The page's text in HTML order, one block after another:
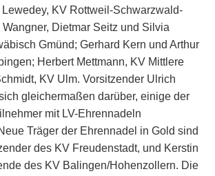
KV Rottweil-Schwarzwald-
Dietmar Seitz und Silvia
Gmünd; Gerhard Kern und Arthur
Herbert Mettmann, KV Mittlere
KV Ulm. Vorsitzender Ulrich
gleichermaßen darüber, einige der
mit LV-Ehrennadeln
Träger der Ehrennadel in Gold sind
des KV Freudenstadt, und Kerstin
des KV Balingen/Hohenzollern. Die